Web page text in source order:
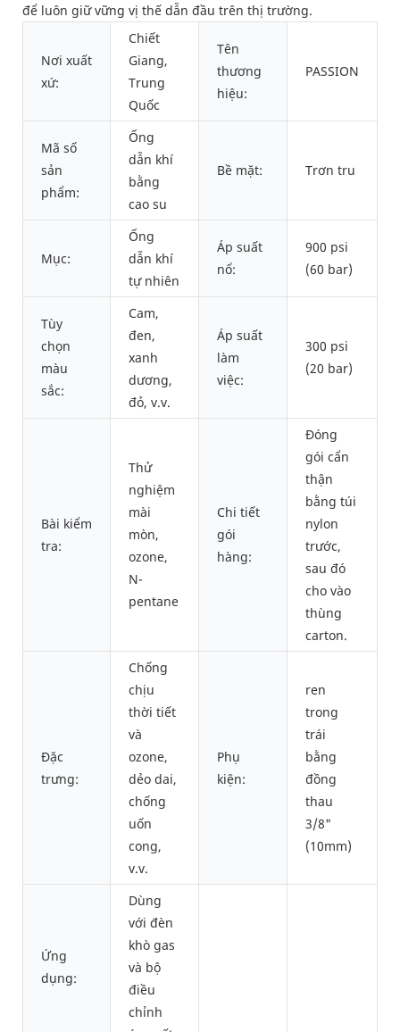
để luôn giữ vững vị thế dẫn đầu trên thị trường.
Nơi xuất
xứ:
Chiết
Giang,
Trung
Quốc
Tên
thương
hiệu:
PASSION
Mã số
sản
phẩm:
Ống
dẫn khí
bằng
cao su
Bề mặt: Trơn tru
Mục:
Ống
dẫn khí
tự nhiên
Áp suất
nổ:
900 psi
(60 bar)
Tùy
chọn
màu
sắc:
Cam,
đen,
xanh
dương,
đỏ, v.v.
Áp suất
làm
việc:
300 psi
(20 bar)
Bài kiểm
tra:
Thử
nghiệm
mài
mòn,
ozone,
N-
pentane
Chi tiết
gói
hàng:
Đóng
gói cẩn
thận
bằng túi
nylon
trước,
sau đó
cho vào
thùng
carton.
Đặc
trưng:
Chống
chịu
thời tiết
và
ozone,
dẻo dai,
chống
uốn
cong,
v.v.
Phụ
kiện:
ren
trong
trái
bằng
đồng
thau
3/8"
(10mm)
Ứng
dụng:
Dùng
với đèn
khò gas
và bộ
điều
chỉnh